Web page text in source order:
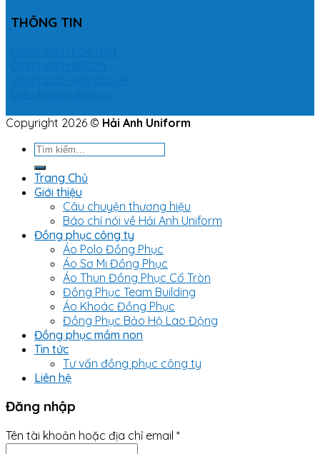
THÔNG TIN
Copyright 2026 © Hải Anh Uniform
Tìm
Trang Chủ
Giới thiệu
Câu chuyện thương hiệu
Báo chí nói về Hải Anh Uniform
Đồng phục công ty
Áo Polo Đồng Phục
Áo Sơ Mi Đồng Phục
Áo Thun Đồng Phục Cổ Tròn
Đồng Phục Team Building
Áo Khoác Đồng Phục
Đồng Phục Bảo Hộ Lao Động
Đồng phục mầm non
Tin tức
Tư vấn đồng phục công ty
Liên hệ
Đăng nhập
Tên tài khoản hoặc địa chỉ email *